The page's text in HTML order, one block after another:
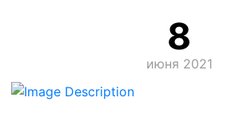
8
июня 2021